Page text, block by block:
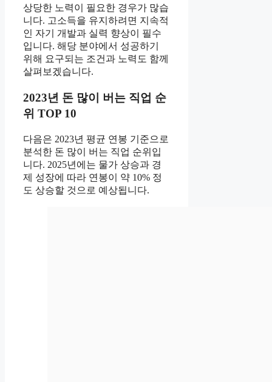
상당한 노력이 필요한 경우가 많습
니다. 고소득을 유지하려면 지속적
인 자기 개발과 실력 향상이 필수
입니다. 해당 분야에서 성공하기
위해 요구되는 조건과 노력도 함께
살펴보겠습니다.
2023년 돈 많이 버는 직업 순
위 TOP 10
다음은 2023년 평균 연봉 기준으로
분석한 돈 많이 버는 직업 순위입
니다. 2025년에는 물가 상승과 경
제 성장에 따라 연봉이 약 10% 정
도 상승할 것으로 예상됩니다.